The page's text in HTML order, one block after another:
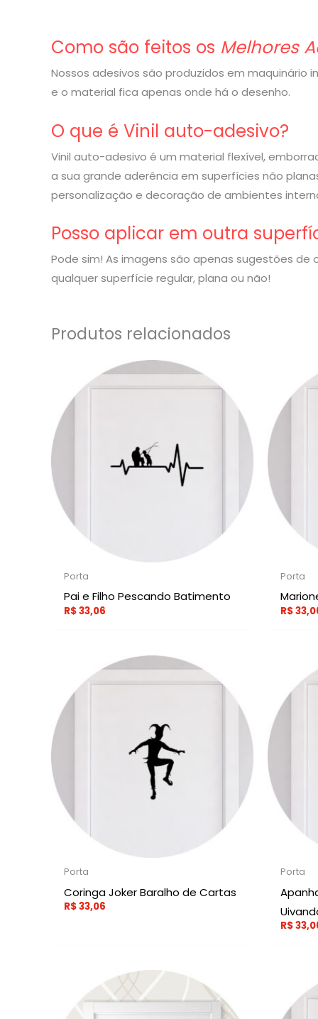
Como são feitos os Melhores
Nossos adesivos são produzidos em maquinário
e o material fica apenas onde há o desenho.
O que é Vinil auto-adesivo?
Vinil auto-adesivo é um material flexível,
a sua grande aderência em superfícies não
personalização e decoração de ambientes
Posso aplicar em outra
Pode sim! As imagens são apenas sugestões
qualquer superfície regular, plana ou não!
Produtos relacionados
Porta
Pai e Filho Pescando Batimento
R$33,06
Porta
R$
Porta
Coringa Joker Baralho de Cartas
R$33,06
Porta
R$